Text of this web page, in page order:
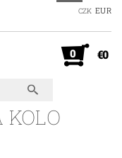
CZK EUR
0 €0
KOLO